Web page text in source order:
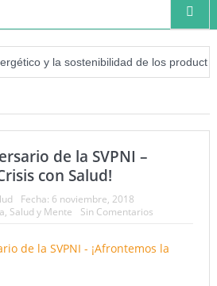
y la sostenibilidad de los productores
de la SVPNI –
con Salud!
Fecha: 6 noviembre, 2018
, Salud y Mente Sin Comentarios